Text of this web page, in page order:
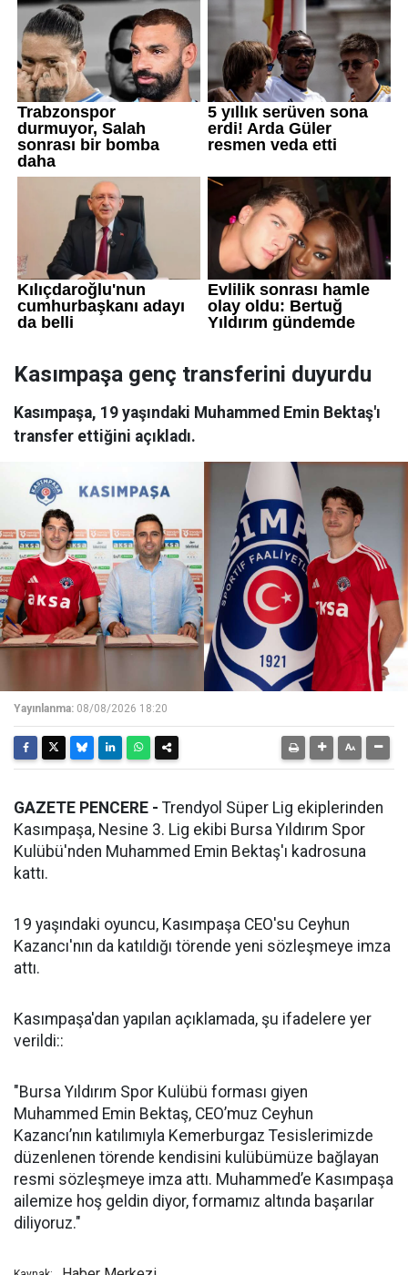
Kasımpaşa genç transferini duyurdu
Kasımpaşa, 19 yaşındaki Muhammed Emin Bektaş'ı
transfer ettiğini açıkladı.
Yayınlanma: 08/08/2026 18:20
GAZETE PENCERE - Trendyol Süper Lig ekiplerinden
Kasımpaşa, Nesine 3. Lig ekibi Bursa Yıldırım Spor
Kulübü'nden Muhammed Emin Bektaş'ı kadrosuna
kattı.
19 yaşındaki oyuncu, Kasımpaşa CEO'su Ceyhun
Kazancı'nın da katıldığı törende yeni sözleşmeye imza
attı.
Kasımpaşa'dan yapılan açıklamada, şu ifadelere yer
verildi::
"Bursa Yıldırım Spor Kulübü forması giyen
Muhammed Emin Bektaş, CEO’muz Ceyhun
Kazancı’nın katılımıyla Kemerburgaz Tesislerimizde
düzenlenen törende kendisini kulübümüze bağlayan
resmi sözleşmeye imza attı. Muhammed’e Kasımpaşa
ailemize hoş geldin diyor, formamız altında başarılar
diliyoruz."